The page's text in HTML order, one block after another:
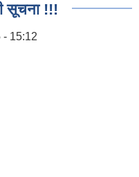
सूचना !!!
- 15:12